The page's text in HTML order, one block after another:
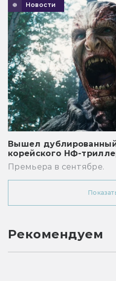
Новости
Вышел
корейского НФ-
Премьера в сентябре.
Рекомендуем